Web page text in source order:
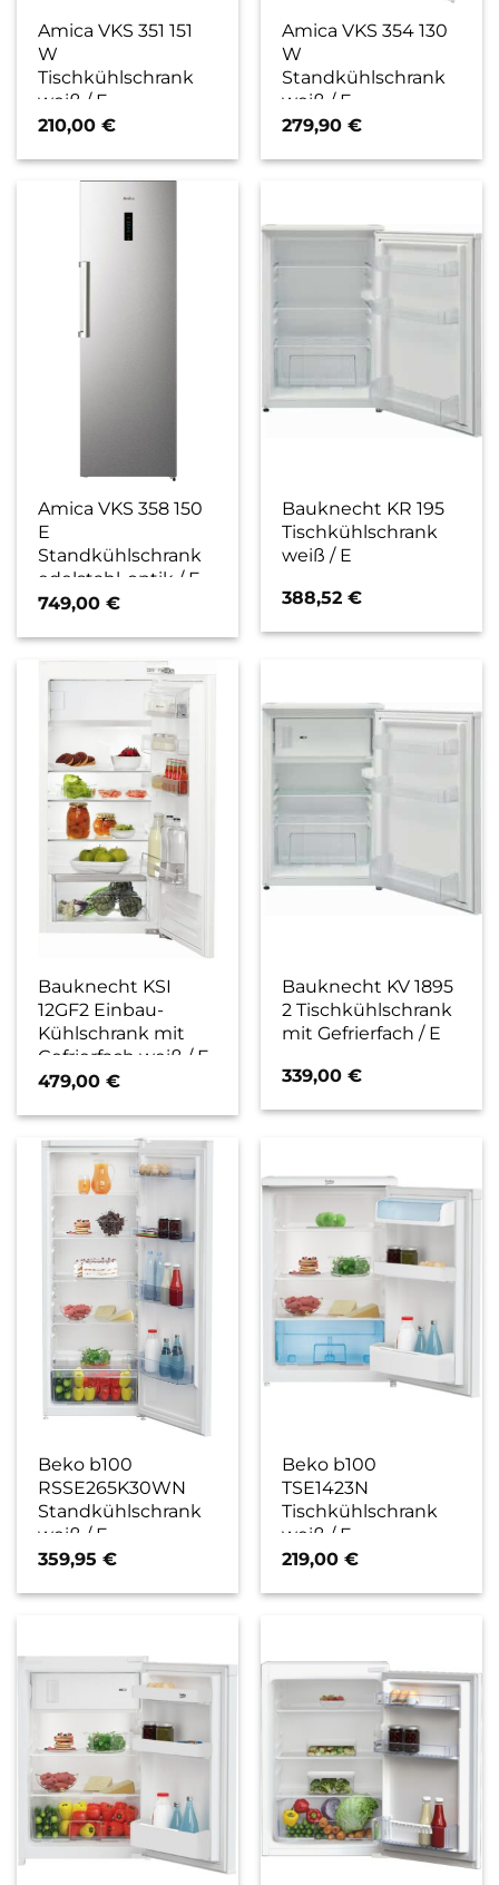
Amica VKS 351 151
W
Tischkühlschrank
weiß / E
210,00€
Amica VKS 354 130
W
Standkühlschrank
weiß / E
279,90€
Amica VKS 358 150
E
Standkühlschrank
edelstahl-optik / E
749,00€
Bauknecht KR 195
Tischkühlschrank
weiß / E
388,52€
Bauknecht KSI
12GF2 Einbau-
Kühlschrank mit
Gefrierfach weiß / E
479,00€
Bauknecht KV 1895
2 Tischkühlschrank
mit Gefrierfach / E
339,00€
Beko b100
RSSE265K30WN
Standkühlschrank
weiß / F
359,95€
Beko b100
TSE1423N
Tischkühlschrank
weiß / F
219,00€